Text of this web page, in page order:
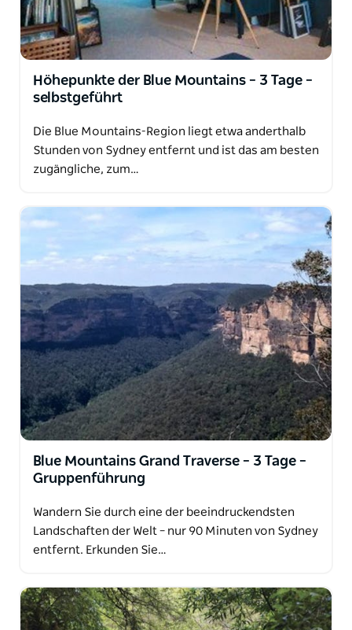
Höhepunkte der Blue Mountains – 3 Tage –
selbstgeführt
Die Blue Mountains-Region liegt etwa anderthalb
Stunden von Sydney entfernt und ist das am besten
zugängliche, zum…
Blue Mountains Grand Traverse – 3 Tage –
Gruppenführung
Wandern Sie durch eine der beeindruckendsten
Landschaften der Welt – nur 90 Minuten von Sydney
entfernt. Erkunden Sie…